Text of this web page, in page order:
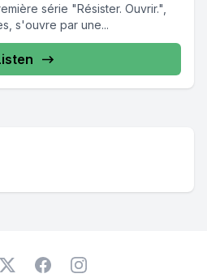
série "Résister. Ouvrir.",
s'ouvre par une...